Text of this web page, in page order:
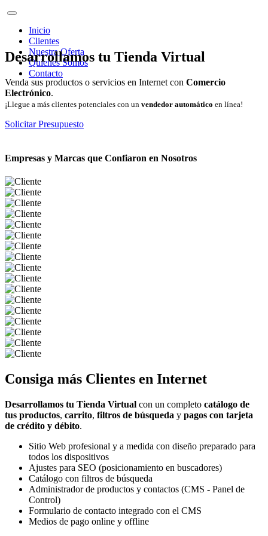
Inicio
Clientes
Nuestra Oferta
Quienes Somos
Contacto
Desarrollamos tu Tienda Virtual
Venda sus productos o servicios en Internet con Comercio
Electrónico.
¡Llegue a más clientes potenciales con un vendedor automático en línea!
Solicitar Presupuesto
Empresas y Marcas que Confiaron en Nosotros
Consiga más Clientes en Internet
Desarrollamos tu Tienda Virtual con un completo catálogo de
tus productos, carrito, filtros de búsqueda y pagos con tarjeta
de crédito y débito.
Sitio Web profesional y a medida con diseño preparado para
todos los dispositivos
Ajustes para SEO (posicionamiento en buscadores)
Catálogo con filtros de búsqueda
Administrador de productos y contactos (CMS - Panel de
Control)
Formulario de contacto integrado con el CMS
Medios de pago online y offline